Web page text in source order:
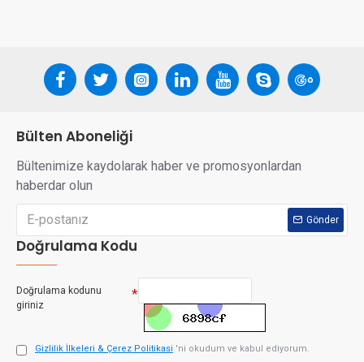
Bülten Aboneliği
Bültenimize kaydolarak haber ve promosyonlardan
haberdar olun
Gönder
Doğrulama Kodu
Doğrulama kodunu
giriniz
Gizlilik İlkeleri & Çerez Politikasi 'ni okudum ve kabul ediyorum.